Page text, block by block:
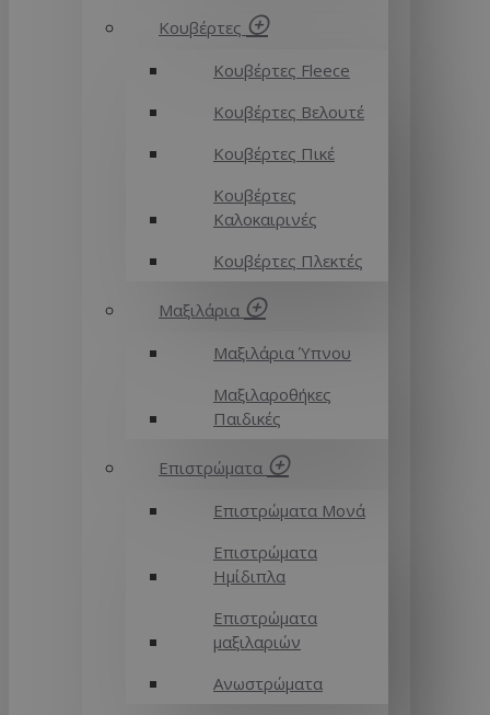
Κουβέρτες
Κουβέρτες Fleece
Κουβέρτες Βελουτέ
Κουβέρτες Πικέ
Κουβέρτες
Καλοκαιρινές
Κουβέρτες Πλεκτές
Μαξιλάρια
Μαξιλάρια Ύπνου
Μαξιλαροθήκες
Παιδικές
Επιστρώματα
Επιστρώματα Μονά
Επιστρώματα
Ημίδιπλα
Επιστρώματα
μαξιλαριών
Ανωστρώματα